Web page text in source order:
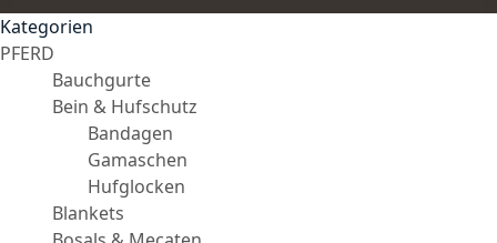
Kategorien
PFERD
Bauchgurte
Bein & Hufschutz
Bandagen
Gamaschen
Hufglocken
Blankets